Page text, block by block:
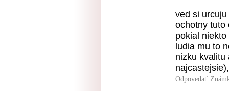
ved si
ochotny tuto
pokial
ludia mu to
nizku kvalitu
Odpovedať